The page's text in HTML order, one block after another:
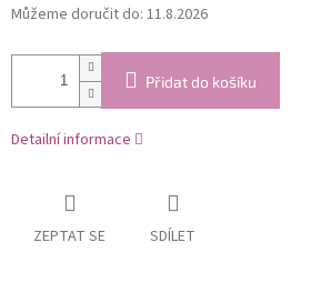
Můžeme doručit do: 11.8.2026
Přidat do košíku
Detailní informace
ZEPTAT SE SDÍLET